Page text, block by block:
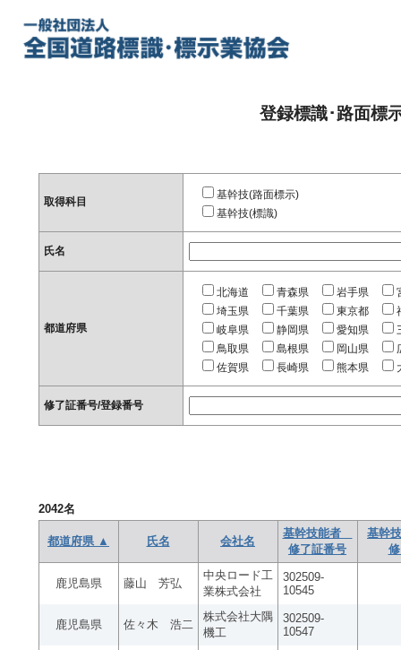
登録標識･路面標
取得科目
基幹技(路面標示)
基幹技(標識)
氏名
都道府県
北海道 青森県 岩手県
埼玉県
千葉県 東京都
岐阜県
静岡県 愛知県
鳥取県
島根県 岡山県
佐賀県
長崎県 熊本県
修了証番号/登録番号
2042名
都道府県 ▲ 氏名 会社名
基幹技能者
修了証番号
基幹
鹿児島県 藤山 芳弘
中央ロード工
業株式会社
302509-
10545
鹿児島県 佐々木 浩二
株式会社大隅
機工
302509-
10547